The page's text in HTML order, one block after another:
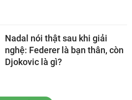
Nadal nói thật sau khi giải
nghệ: Federer là bạn thân, còn
Djokovic là gì?